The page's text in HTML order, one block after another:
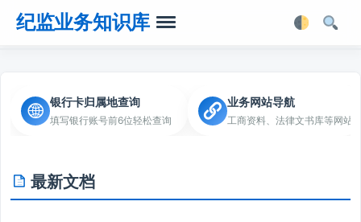
纪监业务知识库
业务知识
业务软件
银行卡归属地查询
填写银行账号前6位轻松查询
业务网站导航
工商资料、法律文书库等网站
最新文档